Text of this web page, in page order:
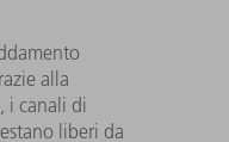
alla
i canali di
liberi da